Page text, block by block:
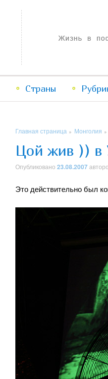
Жизнь в постоянном
Страны
Главная страница » Монголия »
Цой жив )) в
Опубликовано 23.08.2007
Это действительно был